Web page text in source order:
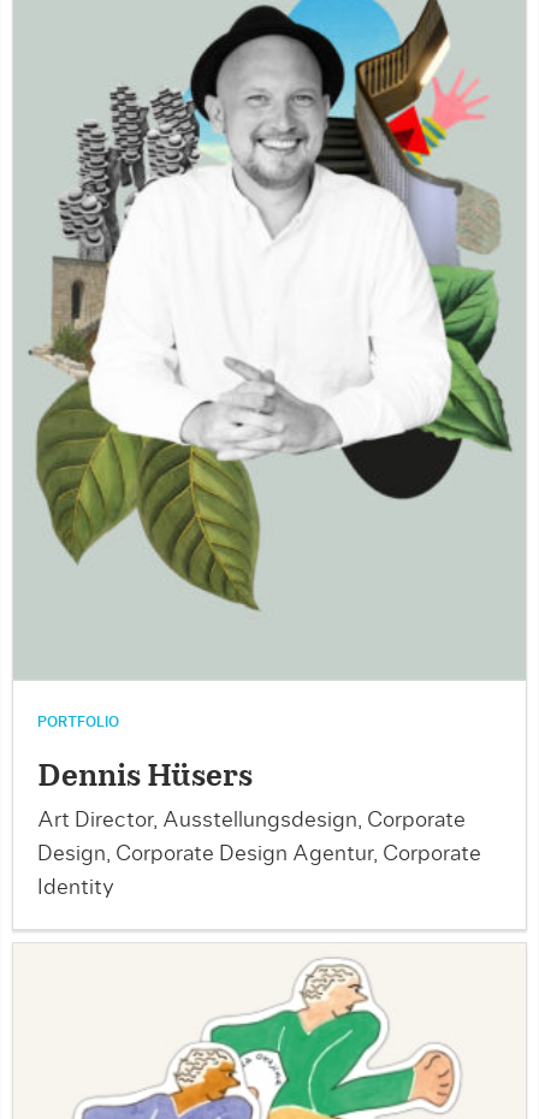
PORTFOLIO
Dennis Hüsers
Art Director, Ausstellungsdesign, Corporate
Design, Corporate Design Agentur, Corporate
Identity